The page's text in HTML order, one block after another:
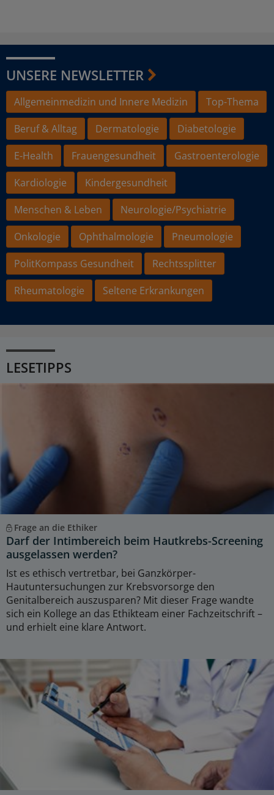
UNSERE NEWSLETTER
Allgemeinmedizin und Innere Medizin
Top-Thema
Beruf & Alltag
Dermatologie
Diabetologie
E-Health
Frauengesundheit
Gastroenterologie
Kardiologie
Kindergesundheit
Menschen & Leben
Neurologie/Psychiatrie
Onkologie
Ophthalmologie
Pneumologie
PolitKompass Gesundheit
Rechtssplitter
Rheumatologie
Seltene Erkrankungen
LESETIPPS
Frage an die Ethiker
Darf der Intimbereich beim Hautkrebs-Screening
ausgelassen werden?
Ist es ethisch vertretbar, bei Ganzkörper-
Hautuntersuchungen zur Krebsvorsorge den
Genitalbereich auszusparen? Mit dieser Frage wandte
sich ein Kollege an das Ethikteam einer Fachzeitschrift –
und erhielt eine klare Antwort.